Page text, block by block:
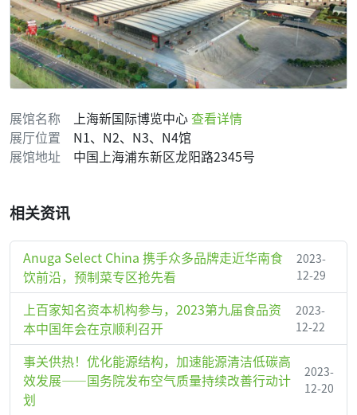
展馆名称 上海新国际博览中心查看详情
展厅位置
N1、N2、N3、N4馆
展馆地址
中国上海浦东新区龙阳路2345号
相关资讯
Anuga Select China 携手众多品牌走近华南食
饮前沿，预制菜专区抢先看
2023-
12-29
上百家知名资本机构参与，2023第九届食品资
本中国年会在京顺利召开
2023-
12-22
事关供热！优化能源结构，加速能源清洁低碳高
效发展——国务院发布空气质量持续改善行动计
划
2023-
12-20